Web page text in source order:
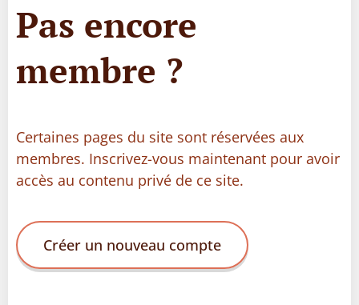
Pas encore
membre ?
Certaines pages du site sont réservées aux
membres. Inscrivez-vous maintenant pour avoir
accès au contenu privé de ce site.
Créer un nouveau compte